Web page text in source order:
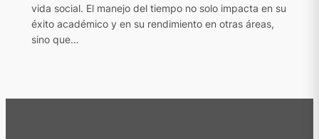
vida social. El manejo del tiempo no solo impacta en su
éxito académico y en su rendimiento en otras áreas,
sino que…